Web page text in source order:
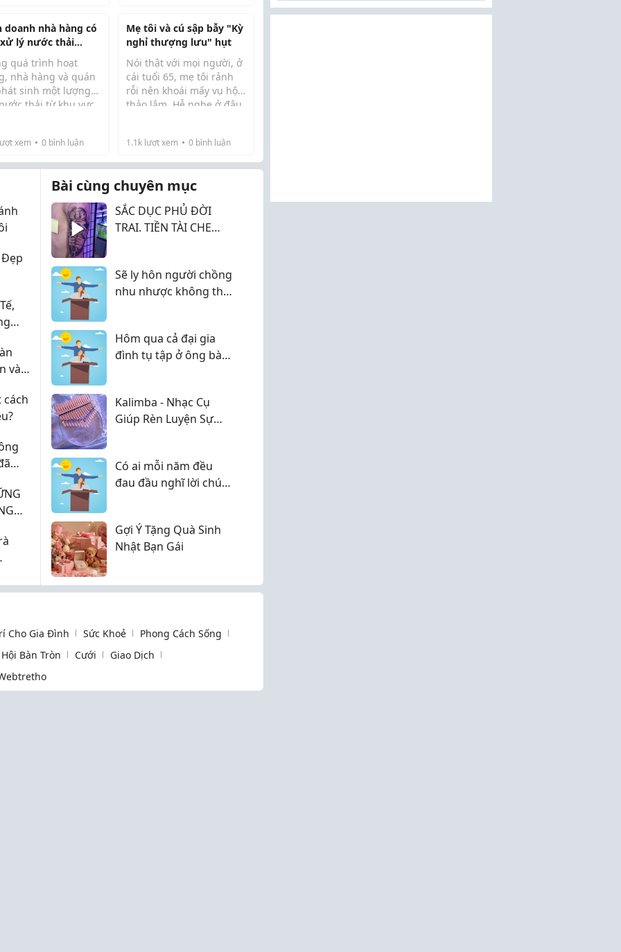
doanh nhà hàng có
lý nước thải
quá trình hoạt
nhà hàng và quán
sinh một lượng
thải từ khu vực
hoạt động phục vụ
hàng. Vậy kinh
nhà hà...
xem 0 bình luận
Mẹ tôi và cú sập bẫy "Kỳ
nghỉ thượng lưu" hụt
Nói thật với mọi người, ở
cái tuổi 65, mẹ tôi rảnh
rỗi nên khoái mấy vụ hội
thảo lắm. Hễ nghe ở đâu
quà mang về, khi thì cái
chảo, khi thì cái ấm siêu
tốc,...
1.1klượt xem 0bình luận
Đẹp
và
cách
Bài cùng chuyên mục
SẮC DỤC PHỦ ĐỜI
TRAI. TIỀN TÀI CHE
Sẽ ly hôn người chồng
nhu nhược không thể
Hôm qua cả đại gia
đình tụ tập ở ông bà
Kalimba - Nhạc Cụ
Giúp Rèn Luyện Sự
Có ai mỗi năm đều
đau đầu nghĩ lời chúc
Gợi Ý Tặng Quà Sinh
Nhật Bạn Gái
Cho Gia Đình Sức Khoẻ
Phong Cách Sống
Hội Bàn Tròn Cưới
Giao Dịch